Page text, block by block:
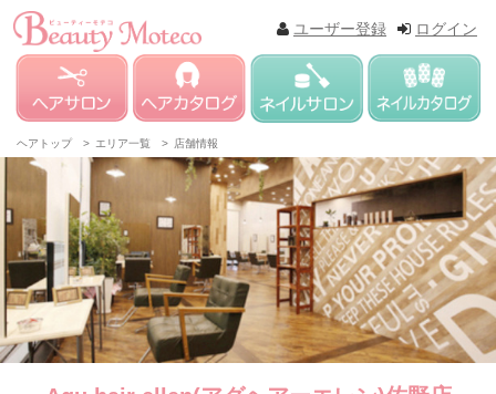
ログイン
ユーザー登録
ヘアトップ > エリア一覧 > 店舗情報